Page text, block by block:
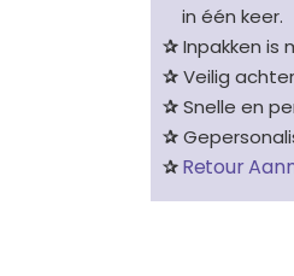
in één keer.
✰Inpakken is
✰Veilig
✰Snelle en
✰
✰Retour